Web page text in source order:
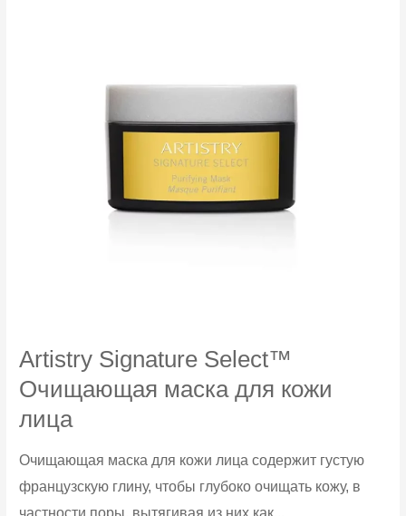
Artistry Signature Select™
Очищающая маска для кожи
лица
Очищающая маска для кожи лица содержит густую
французскую глину, чтобы глубоко очищать кожу, в
частности поры, вытягивая из них как...